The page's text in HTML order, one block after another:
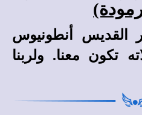
القديس أنطونيوس
تكون معنا. ولربنا